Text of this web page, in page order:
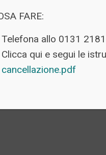
FARE:
Telefona allo 0131
Clicca qui e segui le
cancellazione.pdf